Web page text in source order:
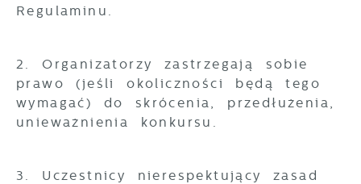
Regulaminu.
2. Organizatorzy zastrzegają sobie
prawo (jeśli okoliczności będą tego
wymagać) do skrócenia, przedłużenia,
unieważnienia konkursu.
3. Uczestnicy nierespektujący zasad